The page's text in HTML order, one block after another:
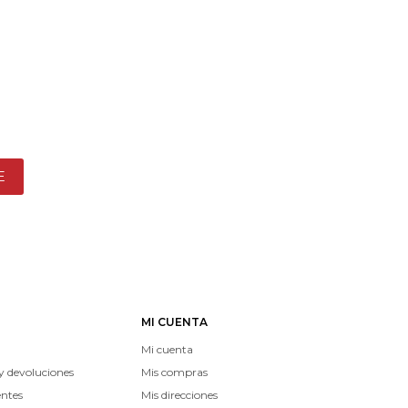
devoluciones
MI CUENTA
Mi cuenta
Mis compras
Mis direcciones